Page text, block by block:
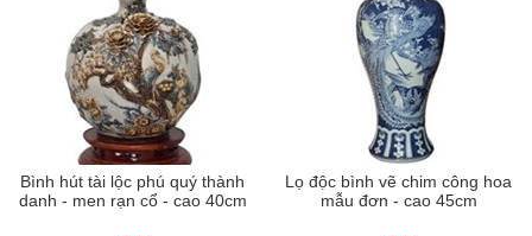
Bình hút tài lộc phú quý thành
danh - men rạn cổ - cao 40cm
Lọ độc bình vẽ chim công hoa
mẫu đơn - cao 45cm